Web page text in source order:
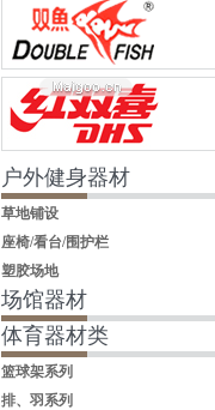
户外健身器材
草地铺设
座椅/看台/围护栏
塑胶场地
场馆器材
体育器材类
篮球架系列
排、羽系列